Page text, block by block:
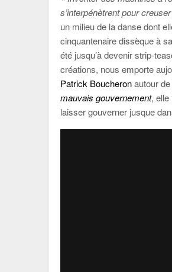
s’interpénètrent pour
un milieu de la danse dont
cinquantenaire dissèque à
été jusqu’à devenir strip-
créations, nous emporte
Patrick Boucheronautour
mauvais gouvernement, elle
laisser gouverner jusque